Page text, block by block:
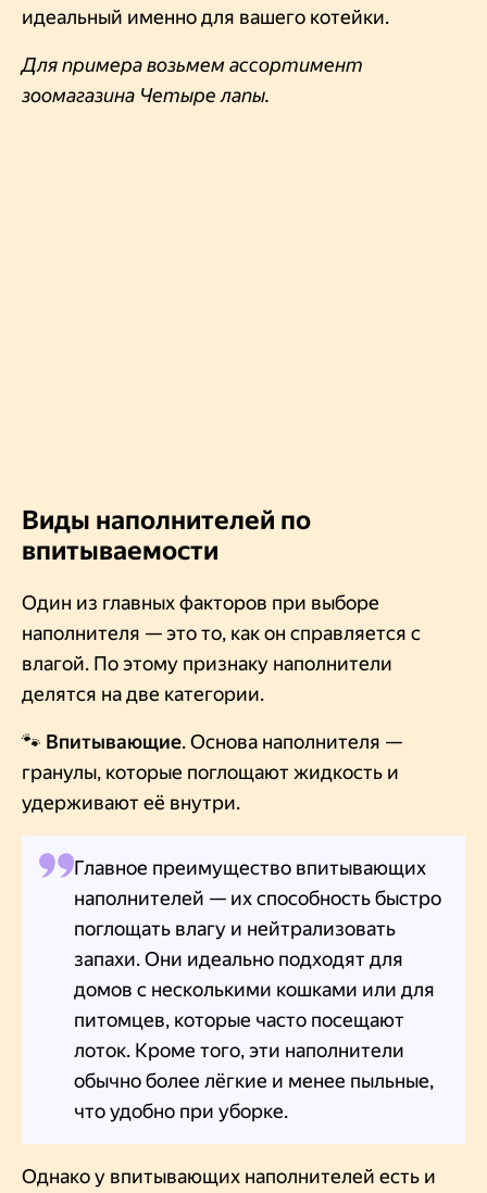
идеальный именно для вашего котейки.
Для примера возьмем ассортимент
зоомагазина Четыре лапы.
Виды наполнителей по
впитываемости
Один из главных факторов при выборе
наполнителя — это то, как он справляется с
влагой. По этому признаку наполнители
делятся на две категории.
🐾 Впитывающие. Основа наполнителя —
гранулы, которые поглощают жидкость и
удерживают её внутри.
Главное преимущество впитывающих
наполнителей — их способность быстро
поглощать влагу и нейтрализовать
запахи. Они идеально подходят для
домов с несколькими кошками или для
питомцев, которые часто посещают
лоток. Кроме того, эти наполнители
обычно более лёгкие и менее пыльные,
что удобно при уборке.
Однако у впитывающих наполнителей есть и